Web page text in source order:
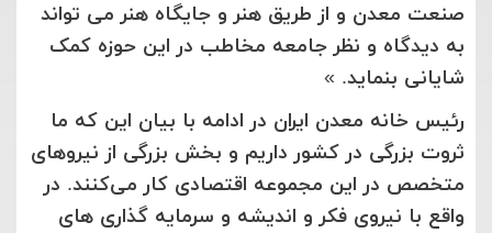
صنعت معدن و از طریق هنر و جایگاه هنر می تواند
به دیدگاه و نظر جامعه مخاطب در این حوزه کمک
شایانی بنماید. »
رئیس خانه معدن ایران در ادامه با بیان این که ما
ثروت بزرگی در کشور داریم و بخش بزرگی از نیروهای
متخصص در این مجموعه اقتصادی کار می‌کنند. در
واقع با نیروی فکر و اندیشه و سرمایه گذاری های